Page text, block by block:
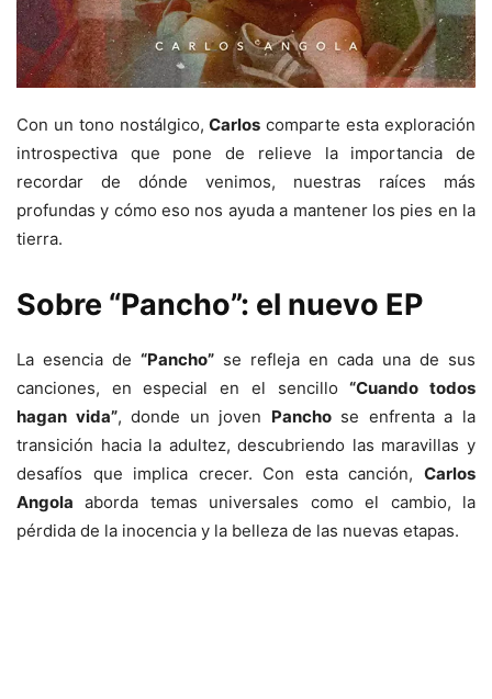
Con un tono nostálgico,Carlos comparte esta exploración
introspectiva que pone de relieve la importancia de
recordar de dónde venimos, nuestras raíces más
profundas y cómo eso nos ayuda a mantener los pies en la
tierra.
Sobre “Pancho”: el nuevo EP
La esencia de “Pancho” se refleja en cada una de sus
canciones, en especial en el sencillo“Cuando todos
hagan vida”, donde un joven Panchose enfrenta a la
transición hacia la adultez, descubriendo las maravillas y
desafíos que implica crecer. Con esta canción, Carlos
Angola aborda temas universales como el cambio, la
pérdida de la inocencia y la belleza de las nuevas etapas.